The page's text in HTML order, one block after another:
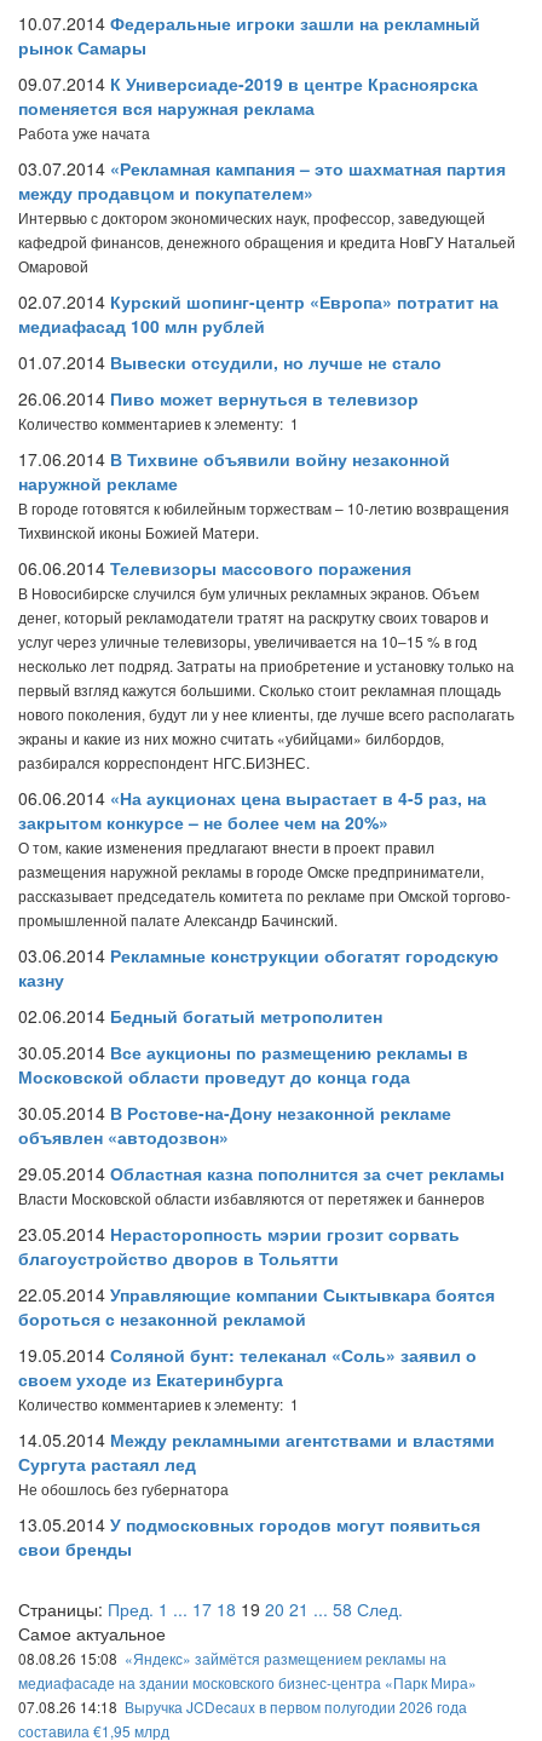
10.07.2014 Федеральные игроки зашли на рекламный
рынок Самары
09.07.2014 К Универсиаде-2019 в центре Красноярска
поменяется вся наружная реклама
Работа уже начата
03.07.2014 «Рекламная кампания – это шахматная партия
между продавцом и покупателем»
Интервью с доктором экономических наук, профессор, заведующей
кафедрой финансов, денежного обращения и кредита НовГУ Натальей
Омаровой
02.07.2014 Курский шопинг-центр «Европа» потратит на
медиафасад 100 млн рублей
01.07.2014 Вывески отсудили, но лучше не стало
26.06.2014 Пиво может вернуться в телевизор
Количество комментариев к элементу: 1
17.06.2014 В Тихвине объявили войну незаконной
наружной рекламе
В городе готовятся к юбилейным торжествам – 10-летию возвращения
Тихвинской иконы Божией Матери.
06.06.2014 Телевизоры массового поражения
В Новосибирске случился бум уличных рекламных экранов. Объем
денег, который рекламодатели тратят на раскрутку своих товаров и
услуг через уличные телевизоры, увеличивается на 10–15 % в год
несколько лет подряд. Затраты на приобретение и установку только на
первый взгляд кажутся большими. Сколько стоит рекламная площадь
нового поколения, будут ли у нее клиенты, где лучше всего располагать
экраны и какие из них можно считать «убийцами» билбордов,
разбирался корреспондент НГС.БИЗНЕС.
06.06.2014 «На аукционах цена вырастает в 4-5 раз, на
закрытом конкурсе – не более чем на 20%»
О том, какие изменения предлагают внести в проект правил
размещения наружной рекламы в городе Омске предприниматели,
рассказывает председатель комитета по рекламе при Омской торгово-
промышленной палате Александр Бачинский.
03.06.2014 Рекламные конструкции обогатят городскую
казну
02.06.2014 Бедный богатый метрополитен
30.05.2014 Все аукционы по размещению рекламы в
Московской области проведут до конца года
30.05.2014 В Ростове-на-Дону незаконной рекламе
объявлен «автодозвон»
29.05.2014 Областная казна пополнится за счет рекламы
Власти Московской области избавляются от перетяжек и баннеров
23.05.2014 Нерасторопность мэрии грозит сорвать
благоустройство дворов в Тольятти
22.05.2014 Управляющие компании Сыктывкара боятся
бороться с незаконной рекламой
19.05.2014 Соляной бунт: телеканал «Соль» заявил о
своем уходе из Екатеринбурга
Количество комментариев к элементу: 1
14.05.2014 Между рекламными агентствами и властями
Сургута растаял лед
Не обошлось без губернатора
13.05.2014 У подмосковных городов могут появиться
свои бренды
Страницы: Пред. 1 ... 17 18 19 20 21 ... 58 След.
Самое актуальное
08.08.26 15:08 «Яндекс» займётся размещением рекламы на
медиафасаде на здании московского бизнес-центра «Парк Мира»
07.08.26 14:18 Выручка JCDecaux в первом полугодии 2026 года
составила €1,95 млрд